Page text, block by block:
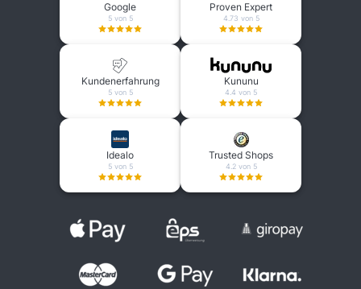
Google
5 von 5
Proven Expert
4.73 von 5
Kundenerfahrung
5 von 5
Kununu
4.4 von 5
Idealo
5 von 5
Trusted Shops
4.2 von 5